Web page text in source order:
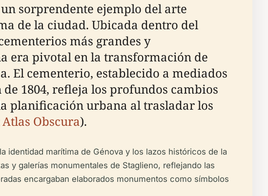
sorprendente ejemplo del arte
de la ciudad. Ubicada dentro del
más grandes y
era pivotal en la transformación de
El cementerio, establecido a mediados
1804, refleja los profundos cambios
planificación urbana al trasladar los
Atlas Obscura).
identidad marítima de Génova y los lazos históricos de la
y galerías monumentales de Staglieno, reflejando las
encargaban elaborados monumentos como símbolos